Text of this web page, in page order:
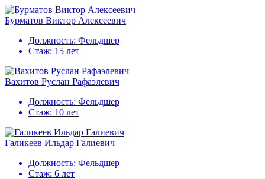
Бурматов Виктор Алексеевич
Должность: Фельдшер
Стаж: 15 лет
Вахитов Руслан Рафаэлевич
Должность: Фельдшер
Стаж: 10 лет
Галикеев Ильдар Галиевич
Должность: Фельдшер
Стаж: 6 лет